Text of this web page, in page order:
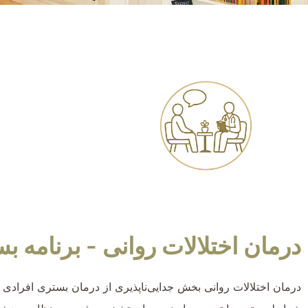
درمان اختلالات روانی - برنامه